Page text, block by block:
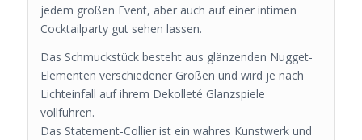
jedem großen Event, aber auch auf einer intimen
Cocktailparty gut sehen lassen.
Das Schmuckstück besteht aus glänzenden Nugget-
Elementen verschiedener Größen und wird je nach
Lichteinfall auf ihrem Dekolleté Glanzspiele
vollführen.
Das Statement-Collier ist ein wahres Kunstwerk und